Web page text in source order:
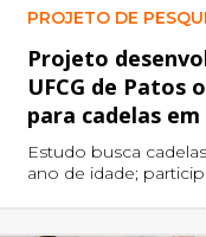
PROJETO DE
Projeto
UFCG de
para cadelas
veterinária
Estudo busca
ano de idade;